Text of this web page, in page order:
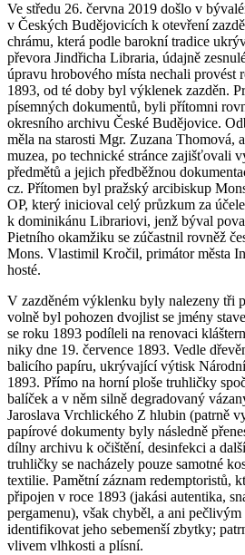
Ve středu 26. června 2019 došlo v
v Českých Budějovicích k otevření
chrámu, která podle barokní tradice
převora Jindřicha Libraria, údajně
úpravu hrobového místa nechali provést
1893, od té doby byl výklenek zazděn.
písemných dokumentů, byli přítomni
okresního archivu České Budějovice.
měla na starosti Mgr. Zuzana Thomová,
muzea, po technické stránce zajišťovali
předmětů a jejich předběžnou
cz. Přítomen byl pražský arcibiskup
OP, který inicioval celý průzkum za
k dominikánu Librariovi, jenž býval
Pietního okamžiku se zúčastnil rovněž
Mons. Vlastimil Kročil, primátor města
hosté.
V zazděném výklenku byly nalezeny tři
volně byl pohozen dvojlist se jmény
se roku 1893 podíleli na renovaci
niky dne 19. července 1893. Vedle
balicího papíru, ukrývající výtisk
1893. Přímo na horní ploše truhličky
balíček a v něm silně degradovaný
Jaroslava Vrchlického Z hlubin (patrně
papírové dokumenty byly následně
dílny archivu k očištění, desinfekci a
truhličky se nacházely pouze samotné
textilie. Pamětní záznam redemptoristů,
připojen v roce 1893 (jakási autentika,
pergamenu), však chyběl, a ani
identifikovat jeho sebemenší zbytky;
vlivem vlhkosti a plísní.